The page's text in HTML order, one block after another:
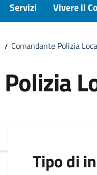
Servizi Vivere il
Comandante Polizia
Tipo di